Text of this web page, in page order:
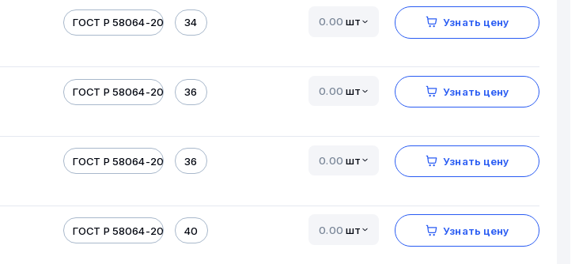
ГОСТ Р 58064-2018 34 шт Узнать цену
ГОСТ Р 58064-2018 36 шт Узнать цену
ГОСТ Р 58064-2018 36 шт Узнать цену
ГОСТ Р 58064-2018 40 шт Узнать цену